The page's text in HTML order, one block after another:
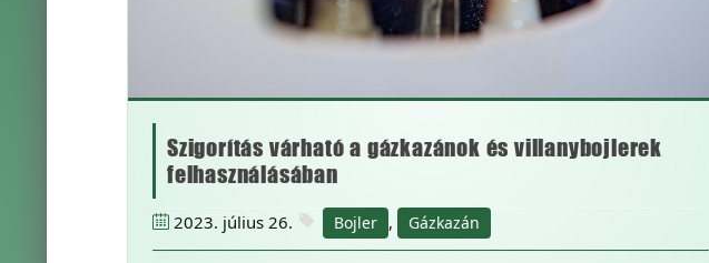
Szigorítás várható a gázkazánok és villanybojlerek
felhasználásában
2023. július 26. Bojler , Gázkazán